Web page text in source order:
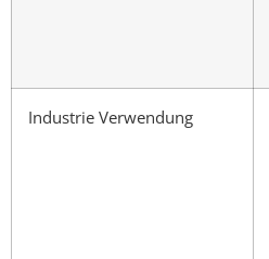
Industrie Verwendung